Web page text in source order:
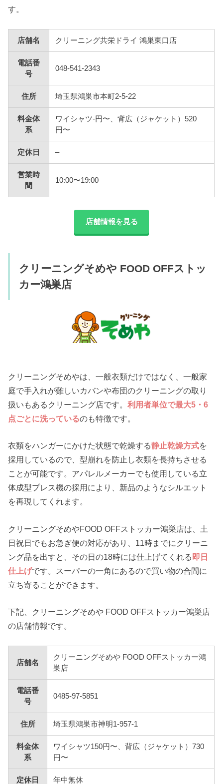
す。
店舗名 クリーニング共栄ドライ 鴻巣東口店
電話番
号
048-541-2343
住所 埼玉県鴻巣市本町2-5-22
料金体
系
ワイシャツ-円〜、背広（ジャケット）520
円〜
定休日 –
営業時
間
10:00〜19:00
店舗情報を見る
クリーニングそめや FOOD OFFストッ
カー鴻巣店
クリーニングそめやは、一般衣類だけではなく、一般家
庭で手入れが難しいカバンや布団のクリーニングの取り
扱いもあるクリーニング店です。利用者単位で最大5・6
点ごとに洗っているのも特徴です。
衣類をハンガーにかけた状態で乾燥する静止乾燥方式を
採用しているので、型崩れを防止し衣類を長持ちさせる
ことが可能です。アパレルメーカーでも使用している立
体成型プレス機の採用により、新品のようなシルエット
を再現してくれます。
クリーニングそめやFOOD OFFストッカー鴻巣店は、土
日祝日でもお急ぎ便の対応があり、11時までにクリーニ
ング品を出すと、その日の18時には仕上げてくれる 即日
仕上げです。スーパーの一角にあるので買い物の合間に
立ち寄ることができます。
下記、クリーニングそめや FOOD OFFストッカー鴻巣店
の店舗情報です。
店舗名
クリーニングそめや FOOD OFFストッカー鴻
巣店
電話番
号
0485-97-5851
住所 埼玉県鴻巣市神明1-957-1
料金体
系
ワイシャツ150円〜、背広（ジャケット）730
円〜
定休日 年中無休